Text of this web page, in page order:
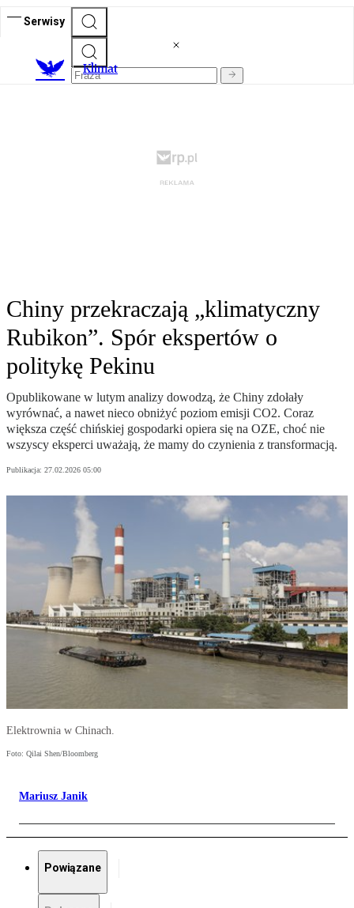
Serwisy
Klimat
Chiny przekraczają „klimatyczny
Rubikon”. Spór ekspertów o
politykę Pekinu
Opublikowane w lutym analizy dowodzą, że Chiny zdołały
wyrównać, a nawet nieco obniżyć poziom emisji CO2. Coraz
większa część chińskiej gospodarki opiera się na OZE, choć nie
wszyscy eksperci uważają, że mamy do czynienia z transformacją.
Publikacja: 27.02.2026 05:00
Elektrownia w Chinach.
Foto: Qilai Shen/Bloomberg
Mariusz Janik
Powiązane